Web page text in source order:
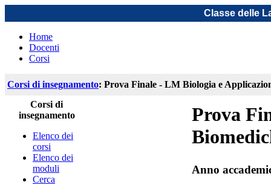
Classe delle
Home
Docenti
Corsi
Corsi di insegnamento: Prova Finale - LM Biologia e
Corsi di
insegnamento
Elenco dei
corsi
Elenco dei
moduli
Cerca
Prova
Anno